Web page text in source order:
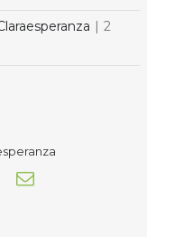
| 2
Correo